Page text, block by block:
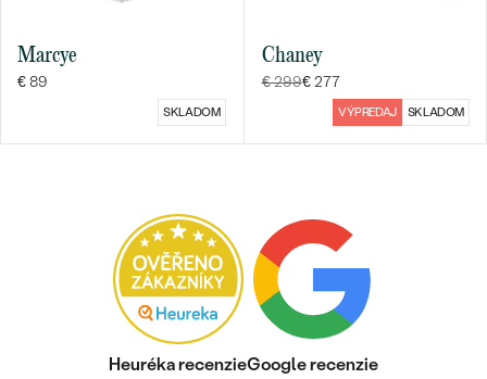
Bestsellery
Marcye
€ 89
SKLADOM
Chaney
€ 299€ 277
VÝPREDAJ SKLADOM
Heuréka recenzieGoogle recenzie